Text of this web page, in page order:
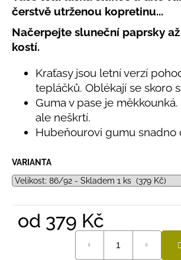
produktu
je
0,0
z
5
čerstvě utrženou kopretinu...
Načerpejte sluneční paprsky
kostí.
Kraťasy jsou letní verzí
tepláčků. Oblékají se skoro
Guma v pase je
ale neškrtí.
Hubeňourovi gumu snadno
VARIANTA
od 379 Kč
u
u
j
LETNÍ
ČEPICE
SVĚTLE
MODRÁ
395